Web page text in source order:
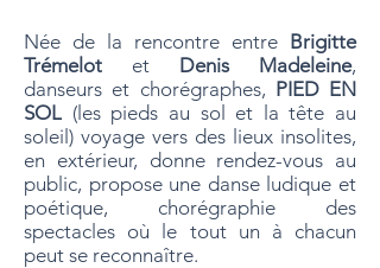
Née de la rencontre entre Brigitte
Trémelot et Denis Madeleine,
danseurs et chorégraphes, PIED EN
SOL (les pieds au sol et la tête au
soleil) voyage vers des lieux insolites,
en extérieur, donne rendez-vous au
public, propose une danse ludique et
poétique, chorégraphie des
spectacles où le tout un à chacun
peut se reconnaître.